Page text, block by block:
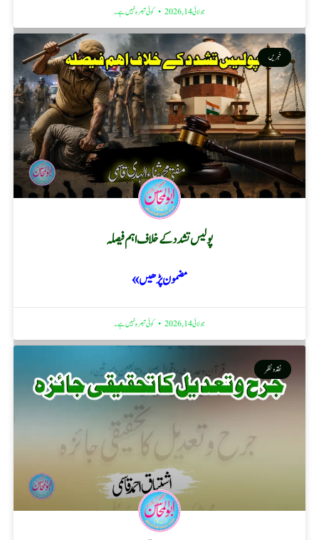
جولائی 14, 2026 کوئی تبصرہ نہیں ہے۔
خبریں
پولیس تشدد کے خلاف اہم فیصلہ
مضمون پڑھیں »
جولائی 14, 2026 کوئی تبصرہ نہیں ہے۔
نقد ونظر